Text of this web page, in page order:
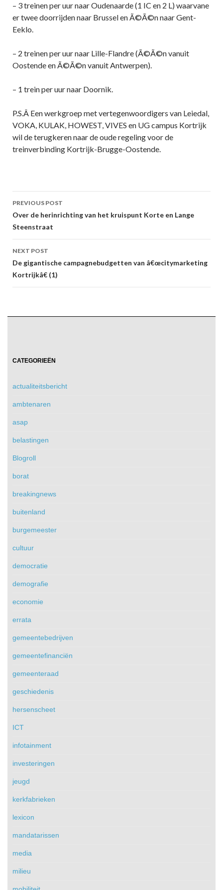
– 3 treinen per uur naar Oudenaarde (1 IC en 2 L) waarvane
er twee doorrijden naar Brussel en Ã©Ã©n naar Gent-
Eeklo.
– 2 treinen per uur naar Lille-Flandre (Ã©Ã©n vanuit
Oostende en Ã©Ã©n vanuit Antwerpen).
– 1 trein per uur naar Doornik.
P.S.Â Een werkgroep met vertegenwoordigers van Leiedal,
VOKA, KULAK, HOWEST, VIVES en UG campus Kortrijk
wil de terugkeren naar de oude regeling voor de
treinverbinding Kortrijk-Brugge-Oostende.
Post
navigation
PREVIOUS POST
Over de herinrichting van het kruispunt Korte en Lange
Steenstraat
NEXT POST
De gigantische campagnebudgetten van â€œcitymarketing
Kortrijkâ€ (1)
CATEGORIEËN
actualiteitsbericht
ambtenaren
asap
belastingen
Blogroll
borat
breakingnews
buitenland
burgemeester
cultuur
democratie
demografie
economie
errata
gemeentebedrijven
gemeentefinanciën
gemeenteraad
geschiedenis
hersenscheet
ICT
infotainment
investeringen
jeugd
kerkfabrieken
lexicon
mandatarissen
media
milieu